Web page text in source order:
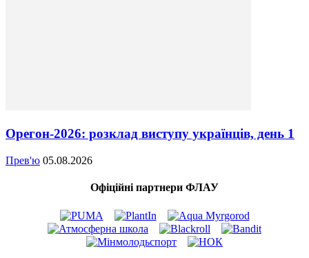
Орегон-2026: розклад виступу українців, день 1
Прев'ю 05.08.2026
Офіційні партнери ФЛАУ